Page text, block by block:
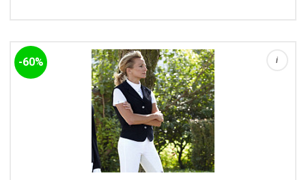
-60% i